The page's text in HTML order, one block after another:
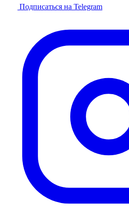
Подписаться на Telegram